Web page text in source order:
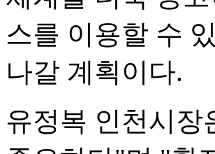
스를 이용할 수
나갈 계획이다.
유정복 인천시장